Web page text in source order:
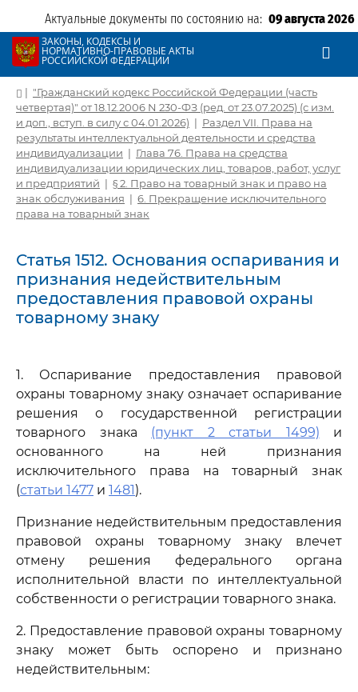
Актуальные документы по состоянию на: 09 августа 2026
ЗАКОНЫ, КОДЕКСЫ И
НОРМАТИВНО-ПРАВОВЫЕ АКТЫ
РОССИЙСКОЙ ФЕДЕРАЦИИ
| "Гражданский кодекс Российской Федерации (часть
четвертая)" от 18.12.2006 N 230-ФЗ (ред. от 23.07.2025) (с изм.
и доп., вступ. в силу с 04.01.2026) | Раздел VII. Права на
результаты интеллектуальной деятельности и средства
индивидуализации | Глава 76. Права на средства
индивидуализации юридических лиц, товаров, работ, услуг
и предприятий | § 2. Право на товарный знак и право на
знак обслуживания | 6. Прекращение исключительного
права на товарный знак
Статья 1512. Основания оспаривания и
признания недействительным
предоставления правовой охраны
товарному знаку
1. Оспаривание предоставления правовой
охраны товарному знаку означает оспаривание
решения о государственной регистрации
товарного знака (пункт 2 статьи 1499) и
основанного на ней признания
исключительного права на товарный знак
(статьи 1477 и 1481).
Признание недействительным предоставления
правовой охраны товарному знаку влечет
отмену решения федерального органа
исполнительной власти по интеллектуальной
собственности о регистрации товарного знака.
2. Предоставление правовой охраны товарному
знаку может быть оспорено и признано
недействительным: